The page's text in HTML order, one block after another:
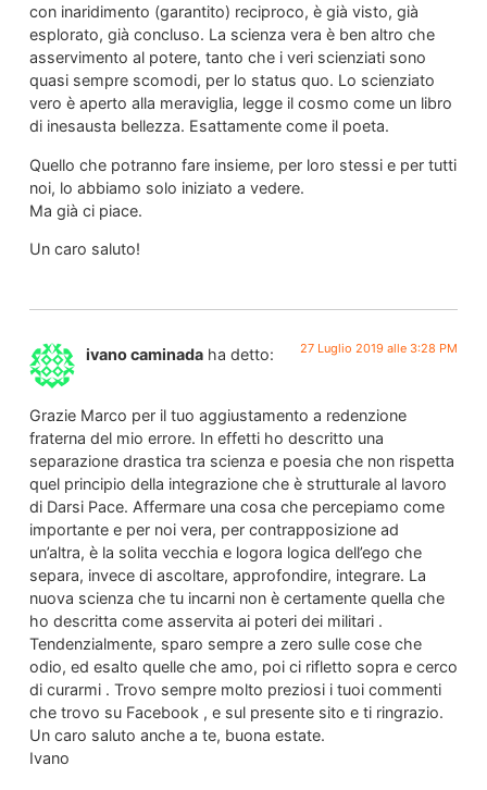
con inaridimento (garantito) reciproco, è già visto, già
esplorato, già concluso. La scienza vera è ben altro che
asservimento al potere, tanto che i veri scienziati sono
quasi sempre scomodi, per lo status quo. Lo scienziato
vero è aperto alla meraviglia, legge il cosmo come un libro
di inesausta bellezza. Esattamente come il poeta.
Quello che potranno fare insieme, per loro stessi e per tutti
noi, lo abbiamo solo iniziato a vedere.
Ma già ci piace.
Un caro saluto!
ivano caminada ha detto: 27 Luglio 2019 alle 3:28 PM
Grazie Marco per il tuo aggiustamento a redenzione
fraterna del mio errore. In effetti ho descritto una
separazione drastica tra scienza e poesia che non rispetta
quel principio della integrazione che è strutturale al lavoro
di Darsi Pace. Affermare una cosa che percepiamo come
importante e per noi vera, per contrapposizione ad
un’altra, è la solita vecchia e logora logica dell’ego che
separa, invece di ascoltare, approfondire, integrare. La
nuova scienza che tu incarni non è certamente quella che
ho descritta come asservita ai poteri dei militari .
Tendenzialmente, sparo sempre a zero sulle cose che
odio, ed esalto quelle che amo, poi ci rifletto sopra e cerco
di curarmi . Trovo sempre molto preziosi i tuoi commenti
che trovo su Facebook , e sul presente sito e ti ringrazio.
Un caro saluto anche a te, buona estate.
Ivano